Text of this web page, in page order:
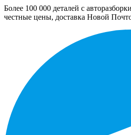
Более 100 000 деталей с
честные цены, доставка Новой